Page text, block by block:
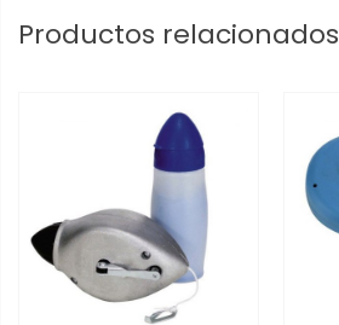
Productos relacionados